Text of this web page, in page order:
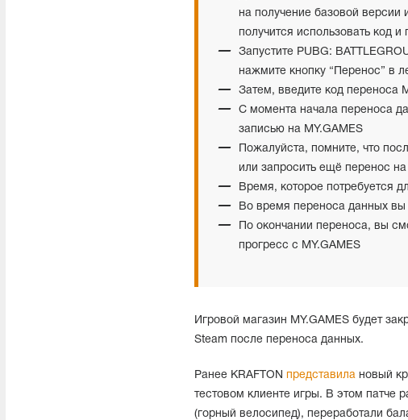
на получение базовой версии
получится использовать код
Запустите PUBG:
нажмите кнопку “Перенос” в
Затем, введите код переноса
С момента начала переноса
записью на MY.GAMES
Пожалуйста, помните, что
или запросить ещё перенос
Время, которое потребуется
Во время переноса данных вы
По окончании переноса, вы
прогресс с MY.GAMES
Игровой магазин MY.GAMES будет
Steam после переноса данных.
Ранее KRAFTON представилановый
тестовом клиенте игры. В этом патче
(горный велосипед), переработали